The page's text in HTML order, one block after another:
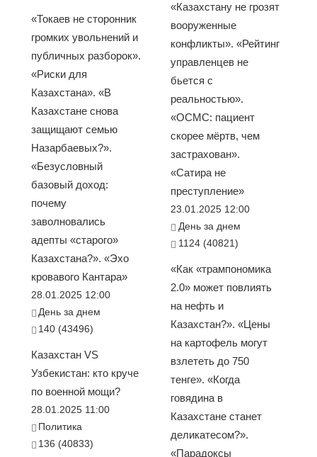
«Токаев не сторонник
громких увольнений и
публичных разборок».
«Риски для
Казахстана». «В
Казахстане снова
защищают семью
Назарбаевых?».
«Безусловный
базовый доход:
почему
заволновались
адепты «старого»
Казахстана?». «Эхо
кровавого Кантара»
28.01.2025 12:00
День за днем
140 (43496)
Казахстан VS
Узбекистан: кто круче
по военной мощи?
28.01.2025 11:00
Политика
136 (40833)
«Казахстану не грозят
вооруженные
конфликты». «Рейтинг
управленцев не
бьется с
реальностью».
«ОСМС: пациент
скорее мёртв, чем
застрахован».
«Сатира не
преступление»
23.01.2025 12:00
День за днем
1124 (40821)
«Как «трампономика
2.0» может повлиять
на нефть и
Казахстан?». «Цены
на картофель могут
взлететь до 750
тенге». «Когда
говядина в
Казахстане станет
деликатесом?».
«Парадоксы